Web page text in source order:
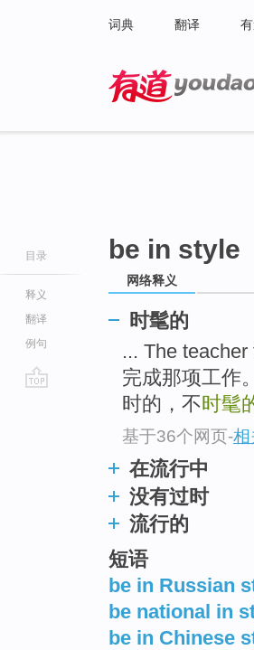
词典 翻译
目录
释义
翻译
例句
be in style
网络释义
时髦的
... The
完成那项工作
时的，不时髦
基于36个网页-相
在流行中
没有过时
流行的
短语
be in Russian
be national in
be in Chinese